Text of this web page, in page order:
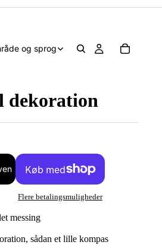
og sprog
dekoration
Flere betalingsmuligheder
messing
sådan et lille kompas